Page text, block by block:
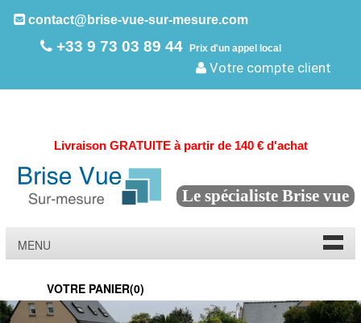
contact@brise-vue-sur-mesure.com
+33 9 73 03 89 44 Prix d'un appel local
Votre compte client
Livraison GRATUITE à partir de 140 € d'achat
Le spécialiste Brise vue
MENU
VOTRE PANIER(0)